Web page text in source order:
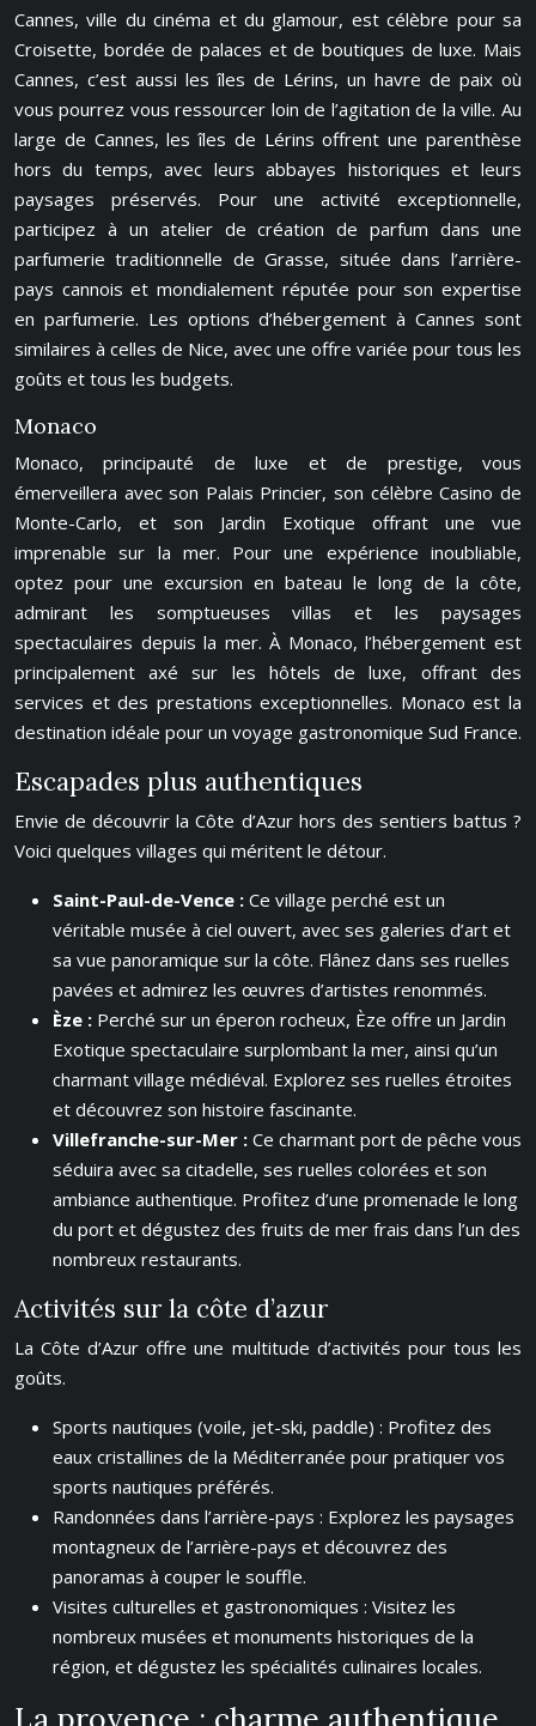
Cannes, ville du cinéma et du glamour, est célèbre pour sa
Croisette, bordée de palaces et de boutiques de luxe. Mais
Cannes, c’est aussi les îles de Lérins, un havre de paix où
vous pourrez vous ressourcer loin de l’agitation de la ville. Au
large de Cannes, les îles de Lérins offrent une parenthèse
hors du temps, avec leurs abbayes historiques et leurs
paysages préservés. Pour une activité exceptionnelle,
participez à un atelier de création de parfum dans une
parfumerie traditionnelle de Grasse, située dans l’arrière-
pays cannois et mondialement réputée pour son expertise
en parfumerie. Les options d’hébergement à Cannes sont
similaires à celles de Nice, avec une offre variée pour tous les
goûts et tous les budgets.
Monaco
Monaco, principauté de luxe et de prestige, vous
émerveillera avec son Palais Princier, son célèbre Casino de
Monte-Carlo, et son Jardin Exotique offrant une vue
imprenable sur la mer. Pour une expérience inoubliable,
optez pour une excursion en bateau le long de la côte,
admirant les somptueuses villas et les paysages
spectaculaires depuis la mer. À Monaco, l’hébergement est
principalement axé sur les hôtels de luxe, offrant des
services et des prestations exceptionnelles. Monaco est la
destination idéale pour un voyage gastronomique Sud France.
Escapades plus authentiques
Envie de découvrir la Côte d’Azur hors des sentiers battus ?
Voici quelques villages qui méritent le détour.
Saint-Paul-de-Vence : Ce village perché est un
véritable musée à ciel ouvert, avec ses galeries d’art et
sa vue panoramique sur la côte. Flânez dans ses ruelles
pavées et admirez les œuvres d’artistes renommés.
Èze : Perché sur un éperon rocheux, Èze offre un Jardin
Exotique spectaculaire surplombant la mer, ainsi qu’un
charmant village médiéval. Explorez ses ruelles étroites
et découvrez son histoire fascinante.
Villefranche-sur-Mer : Ce charmant port de pêche vous
séduira avec sa citadelle, ses ruelles colorées et son
ambiance authentique. Profitez d’une promenade le long
du port et dégustez des fruits de mer frais dans l’un des
nombreux restaurants.
Activités sur la côte d’azur
La Côte d’Azur offre une multitude d’activités pour tous les
goûts.
Sports nautiques (voile, jet-ski, paddle) : Profitez des
eaux cristallines de la Méditerranée pour pratiquer vos
sports nautiques préférés.
Randonnées dans l’arrière-pays : Explorez les paysages
montagneux de l’arrière-pays et découvrez des
panoramas à couper le souffle.
Visites culturelles et gastronomiques : Visitez les
nombreux musées et monuments historiques de la
région, et dégustez les spécialités culinaires locales.